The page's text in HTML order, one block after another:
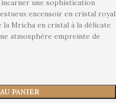
une sophistication
encensoir en cristal royal
la Mricha en cristal à la délicate
atmosphère empreinte de
PANIER